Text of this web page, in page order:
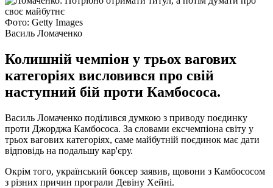
Фото: Getty Images
Василь Ломаченко
Колишній чемпіон у трьох вагових
категоріях висловився про свій
наступний бій проти Камбососа.
Василь Ломаченко поділився думкою з приводу поєдинку
проти Джорджа Камбососа. За словами ексчемпіона світу у
трьох вагових категоріях, саме майбутній поєдинок має дати
відповідь на подальшу кар'єру.
Окрім того, український боксер заявив, щовони з Камбососом
з різних причин програли Девіну Хейні.